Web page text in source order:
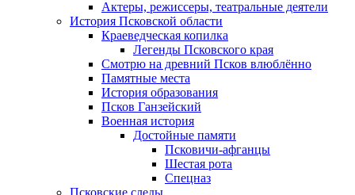
Актеры, режиссеры, театральные деятели
История Псковской области
Краеведческая копилка
Легенды Псковского края
Смотрю на древний Псков влюблённо
Памятные места
История образования
Псков Ганзейский
Военная история
Достойные памяти
Псковичи-афганцы
Шестая рота
Спецназ
Псковские следы